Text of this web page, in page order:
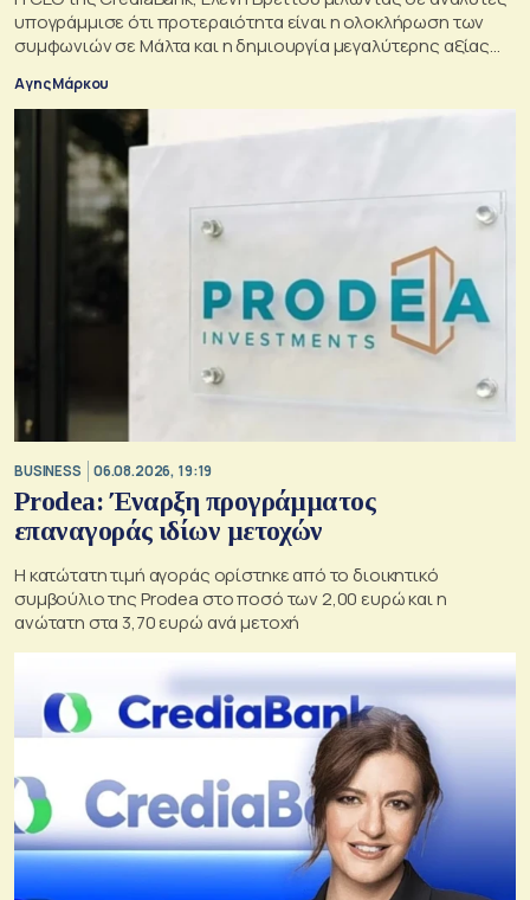
υπογράμμισε ότι προτεραιότητα είναι η ολοκλήρωση των
συμφωνιών σε Μάλτα και η δημιουργία μεγαλύτερης αξίας
για τους μετόχους
Αγης Μάρκου
BUSINESS 06.08.2026, 19:19
Prodea: Έναρξη προγράμματος
επαναγοράς ιδίων μετοχών
Η κατώτατη τιμή αγοράς ορίστηκε από το διοικητικό
συμβούλιο της Prodea στο ποσό των 2,00 ευρώ και η
ανώτατη στα 3,70 ευρώ ανά μετοχή